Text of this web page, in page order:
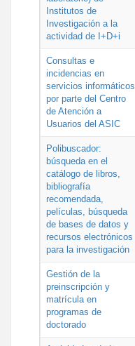
Institutos de
Investigación a la
actividad de I+D+i
Consultas e
incidencias en
servicios informáticos
por parte del Centro
de Atención a
Usuarios del ASIC
Polibuscador:
búsqueda en el
catálogo de libros,
bibliografía
recomendada,
películas, búsqueda
de bases de datos y
recursos electrónicos
para la investigación
Gestión de la
preinscripción y
matrícula en
programas de
doctorado